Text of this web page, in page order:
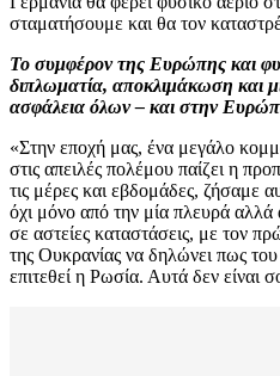
σταματήσουμε και θα τον
Το συμφέρον της Ευρώπης και
διπλωματία, αποκλιμάκωση και
ασφάλεια όλων – και στην
«Στην εποχή μας, ένα μεγάλο
στις απειλές πολέμου παίζει η
τις μέρες και εβδομάδες, ζήσαμε
όχι μόνο από την μία πλευρά
σε αστείες καταστάσεις, με τον
της Ουκρανίας να δηλώνει πως του
επιτεθεί η Ρωσία. Αυτά δεν είναι